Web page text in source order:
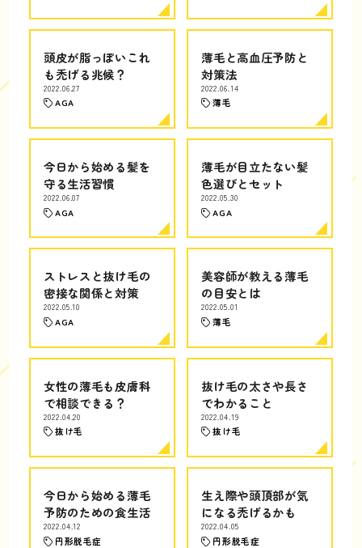
頭皮が脂っぽいこれ
も禿げる兆候？
2022.06.27
AGA
薄毛と高血圧予防と
対策法
2022.06.14
薄毛
今日から始める髪を
守る生活習慣
2022.06.07
AGA
薄毛が目立たない髪
色選びとセット
2022.05.30
AGA
ストレスと抜け毛の
密接な関係と対策
2022.05.10
AGA
美容師が教える薄毛
の目安とは
2022.05.01
薄毛
女性の薄毛も皮膚科
で相談できる？
2022.04.20
抜け毛
抜け毛の太さや長さ
でわかること
2022.04.19
抜け毛
今日から始める薄毛
予防のための食生活
2022.04.12
円形脱毛症
生え際や頭頂部が気
になる禿げるかも
2022.04.05
円形脱毛症